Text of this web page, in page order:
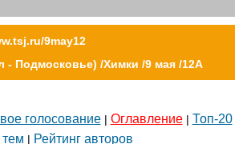
9may12
- Подмосковье) /Химки /9 мая /12А
голосование| Оглавление| Топ-20
тем | Рейтинг авторов